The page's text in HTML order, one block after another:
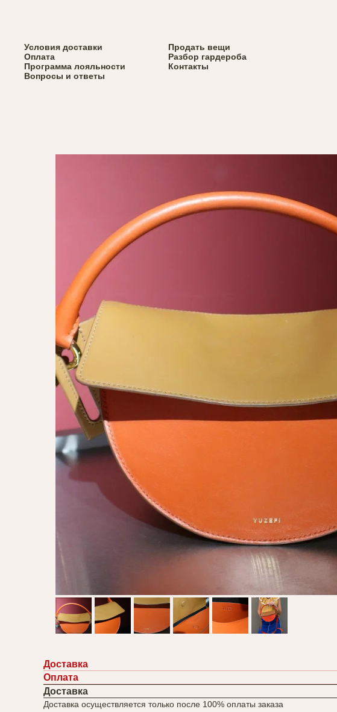
Весь каталог
Верхняя одежда
Сумки
Обувь
Аксессуары
Продать вещи
Разбор гардероба
Контакты
Условия доставки
Оплата
Программа лояльности
Вопросы и ответы
Доставка
Оплата
Доставка
Доставка осуществляется только после 100% оплаты заказа